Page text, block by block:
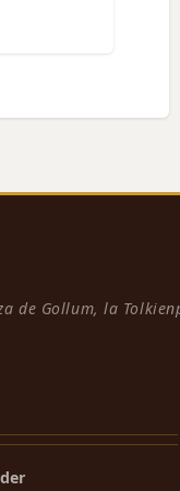
de Gollum, la